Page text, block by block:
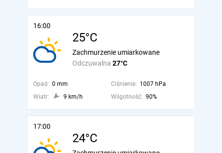
16:00
25°C
Odczuwalna 27°C
Zachmurzenie umiarkowane
Opad: 0 mm Ciśnienie: 1007 hPa
Wiatr:
9 km/h Wilgotność: 90%
17:00
24°C